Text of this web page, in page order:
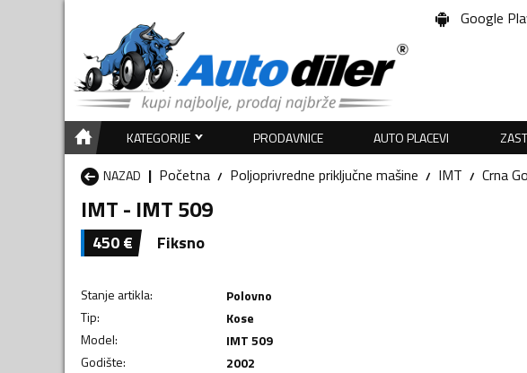
Google
KATEGORIJE PRODAVNICE AUTO PLACEVI
NAZAD
Početna Poljoprivredne priključne mašine IMT Crna
IMT - IMT 509
450€ Fiksno
Stanje artikla:
Polovno
Tip:
Kose
Model:
IMT 509
Godište:
2002